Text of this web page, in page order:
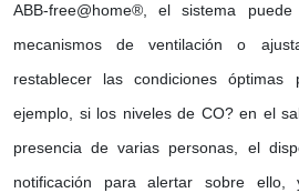
ABB-free@home®, el sistema puede
mecanismos de ventilación o
restablecer las condiciones
ejemplo, si los niveles de CO? en el
presencia de varias personas, el
notificación para alertar sobre ello,